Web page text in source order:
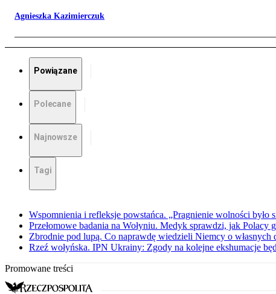
Agnieszka Kazimierczuk
Powiązane
Polecane
Najnowsze
Tagi
Wspomnienia i refleksje powstańca. „Pragnienie wolności było
Przełomowe badania na Wołyniu. Medyk sprawdzi, jak
Zbrodnie pod lupą. Co naprawdę wiedzieli Niemcy o własnych
Rzeź wołyńska. IPN Ukrainy: Zgody na kolejne ekshumacje
Promowane treści